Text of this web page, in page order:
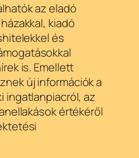
az eladó
kiadó
és
is. Emellett
új információk a
ingatlanpiacról, az
értékéről